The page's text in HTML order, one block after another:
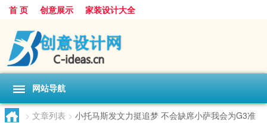
首 页 创意展示 家装设计大全
网站导航
> 文章列表 > 小托马斯发文力挺追梦 不会缺席小萨我会为G3准